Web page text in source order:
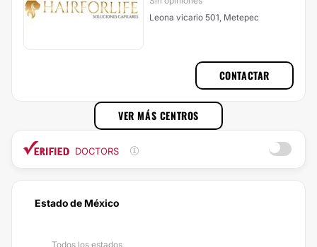
Leona vicario 501, Metepec
CONTACTAR
VER MÁS CENTROS
DOCTORS
Estado de México
Todos los estados